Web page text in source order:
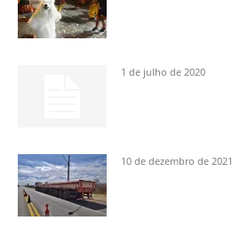
1 de julho de 2020
10 de dezembro de 2021